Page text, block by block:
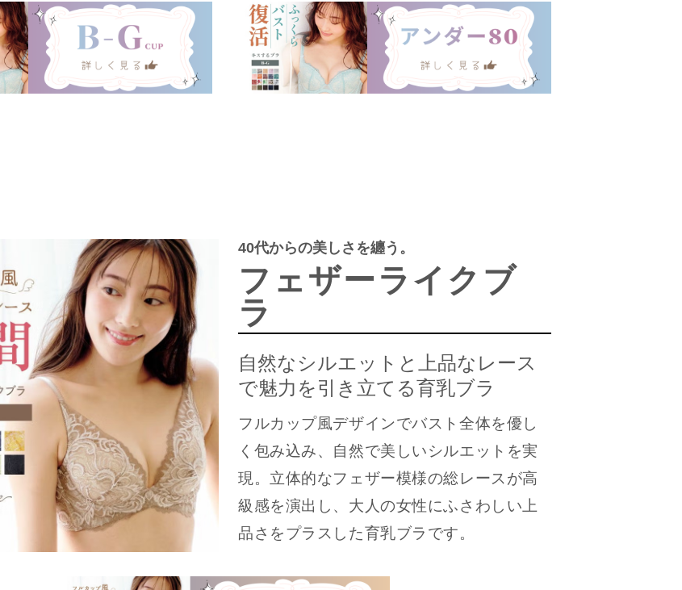
40代からの美しさを纏う。
フェザーライクブ
ラ
自然なシルエットと上品なレース
で魅力を引き立てる育乳ブラ
フルカップ風デザインでバスト全体を優し
く包み込み、自然で美しいシルエットを実
現。立体的なフェザー模様の総レースが高
級感を演出し、大人の女性にふさわしい上
品さをプラスした育乳ブラです。